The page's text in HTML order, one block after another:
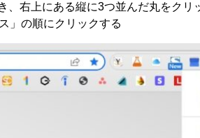
、右上にある縦に3つ並んだ丸をク
」の順にクリックする